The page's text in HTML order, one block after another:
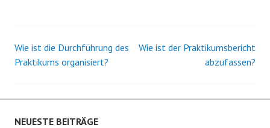
Beitrags-
Wie ist die Durchführung des
Praktikums organisiert?
Wie ist der Praktikumsbericht
abzufassen?
NEUESTE BEITRÄGE